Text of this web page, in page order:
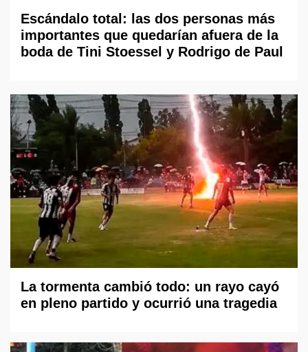
Escándalo total: las dos personas más
importantes que quedarían afuera de la
boda de Tini Stoessel y Rodrigo de Paul
La tormenta cambió todo: un rayo cayó
en pleno partido y ocurrió una tragedia